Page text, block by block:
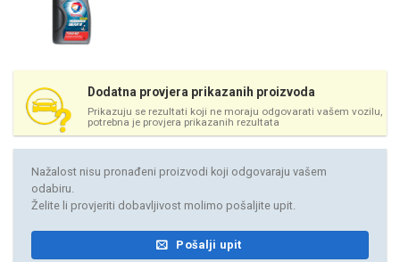
Dodatna provjera prikazanih proizvoda
Prikazuju se rezultati koji ne moraju odgovarati vašem vozilu,
potrebna je provjera prikazanih rezultata
Nažalost nisu pronađeni proizvodi koji odgovaraju vašem
odabiru.
Želite li provjeriti dobavljivost molimo pošaljite upit.
Pošalji upit